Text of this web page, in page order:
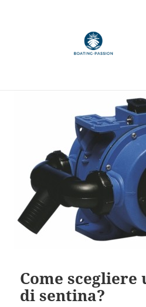
Come scegliere
di sentina?